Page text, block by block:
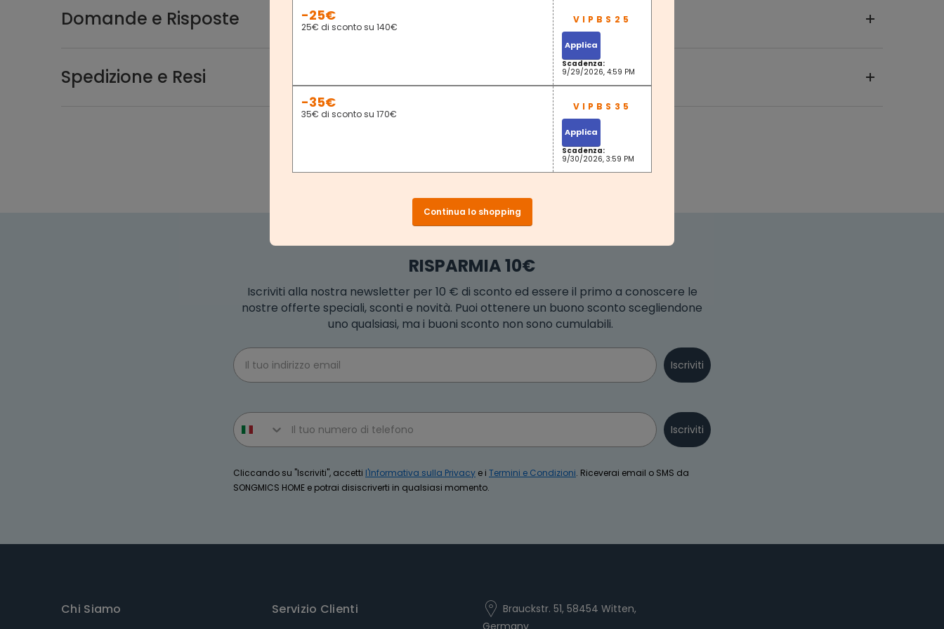
Domande e Risposte
Spedizione e Resi
RISPARMIA 10€
Iscriviti alla nostra newsletter per 10 € di sconto ed essere il primo a conoscere le
nostre offerte speciali, sconti e novità. Puoi ottenere un buono sconto scegliendone
uno qualsiasi, ma i buoni sconto non sono cumulabili.
Email
Iscriviti
Phone number
Iscriviti
Cliccando su "Iscriviti", accetti l'Informativa sulla Privacy e i Termini e Condizioni. Riceverai email o SMS da
SONGMICS HOME e potrai disiscriverti in qualsiasi momento.
Chi Siamo Servizio Clienti
Brauckstr. 51, 58454 Witten,
-25€
25€ di sconto su 140€
Applica
Scadenza:
9/29/2026, 4:59 PM
-35€
35€ di sconto su 170€
Applica
Scadenza:
9/30/2026, 3:59 PM
Continua lo shopping